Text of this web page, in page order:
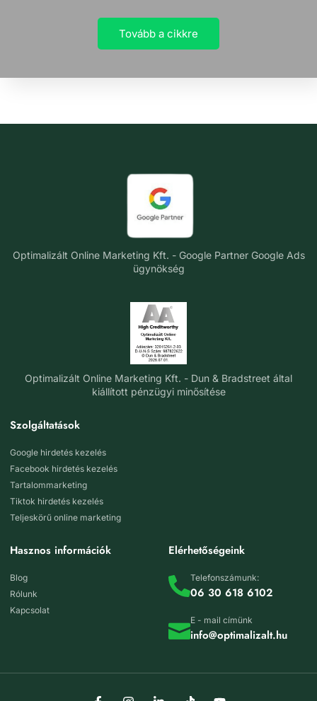
Tovább a cikkre
Optimalizált Online Marketing Kft. - Google Partner Google Ads
ügynökség
Optimalizált Online Marketing Kft. - Dun & Bradstreet által
kiállított pénzügyi minősítése
Szolgáltatások
Google hirdetés kezelés
Facebook hirdetés kezelés
Tartalommarketing
Tiktok hirdetés kezelés
Teljeskörű online marketing
Hasznos információk
Blog
Rólunk
Kapcsolat
Elérhetőségeink
Telefonszámunk:
06 30 618 6102
E - mail címünk
info@optimalizalt.hu